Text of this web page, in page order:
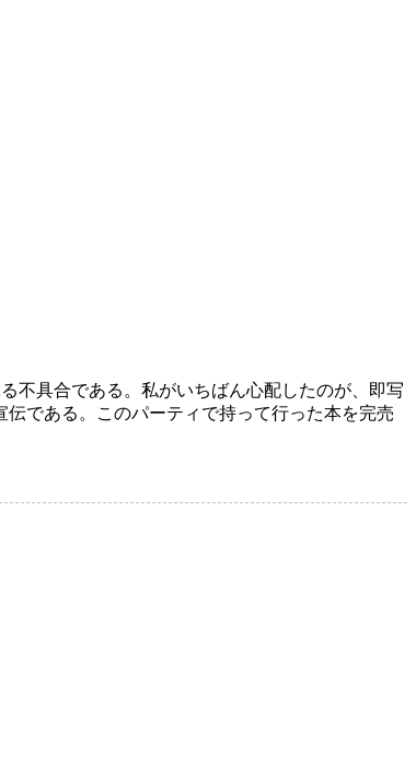
不具合である。私がいちばん心配したのが、即写
である。このパーティで持って行った本を完売